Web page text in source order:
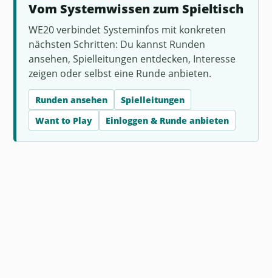
Vom Systemwissen zum Spieltisch
WE20 verbindet Systeminfos mit konkreten
nächsten Schritten: Du kannst Runden
ansehen, Spielleitungen entdecken, Interesse
zeigen oder selbst eine Runde anbieten.
Runden ansehen
Spielleitungen
Want to Play
Einloggen & Runde anbieten